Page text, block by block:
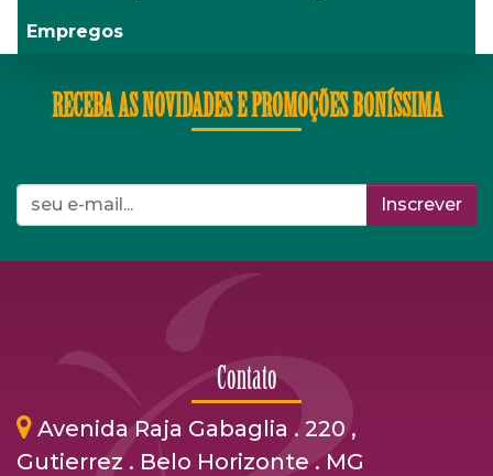
Empregos
RECEBA AS NOVIDADES E PROMOÇÕES BONÍSSIMA
Inscrever
Contato
Avenida Raja Gabaglia . 220 ,
Gutierrez . Belo Horizonte . MG